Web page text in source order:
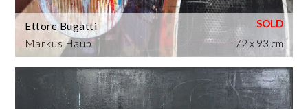
Markus Haub
Ettore Bugatti
72 x 93 cm